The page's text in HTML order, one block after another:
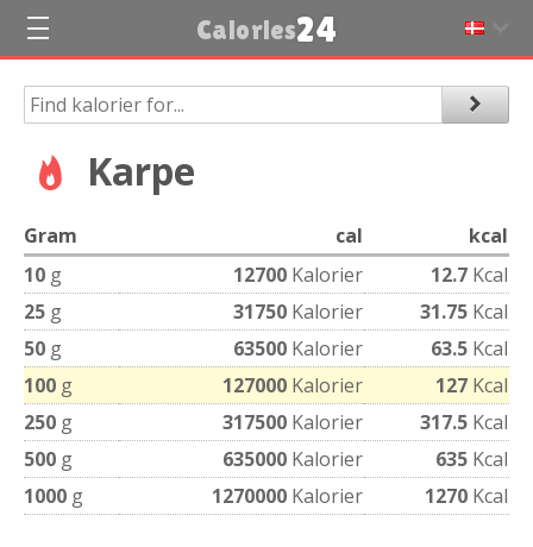
Calories24
Karpe
Gram cal
kcal
10 g 12700 Kalorier 12.7 Kcal
25 g 31750 Kalorier 31.75 Kcal
50 g 63500 Kalorier 63.5 Kcal
100 g 127000 Kalorier 127 Kcal
250 g 317500 Kalorier 317.5 Kcal
500 g 635000 Kalorier 635 Kcal
1000 g 1270000 Kalorier 1270 Kcal